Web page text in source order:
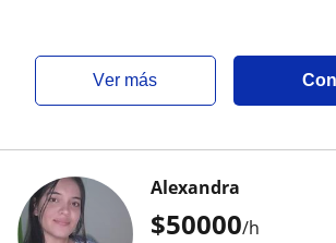
ver más
$50000/h
Alexandra